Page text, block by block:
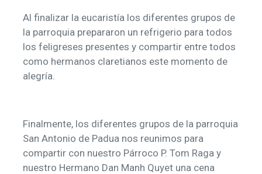
Al finalizar la eucaristía los diferentes grupos de
la parroquia prepararon un refrigerio para todos
los feligreses presentes y compartir entre todos
como hermanos claretianos este momento de
alegría.
Finalmente, los diferentes grupos de la parroquia
San Antonio de Padua nos reunimos para
compartir con nuestro Párroco P. Tom Raga y
nuestro Hermano Dan Manh Quyet una cena